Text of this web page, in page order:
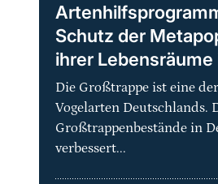
im
ökologischen
Trassenmanagement
Schutz der
ihrer
Die Großtrappe ist eine
Vogelarten Deutschlands.
Großtrappenbestände in
verbessert...